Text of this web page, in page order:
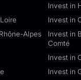
Invest in
Invest in
Alpes
Invest in
Comté
Invest in
Invest in